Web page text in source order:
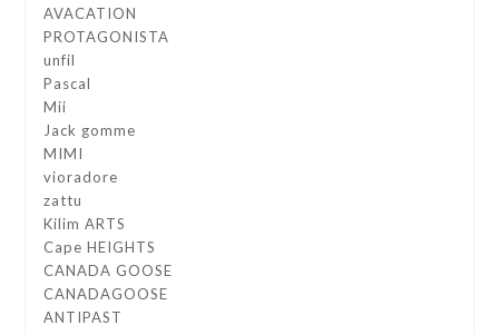
AVACATION
PROTAGONISTA
unfil
Pascal
Mii
Jack gomme
MIMI
vioradore
zattu
Kilim ARTS
Cape HEIGHTS
CANADA GOOSE
CANADAGOOSE
ANTIPAST